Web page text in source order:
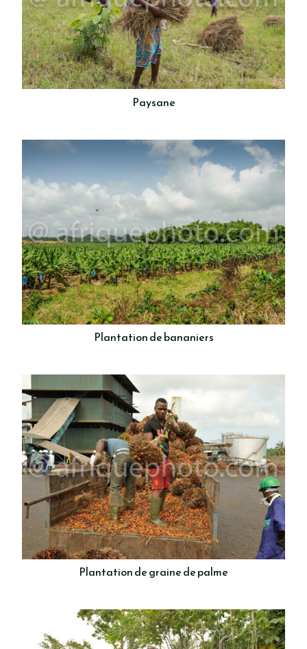
Paysane
Plantation de bananiers
Plantation de graine de palme